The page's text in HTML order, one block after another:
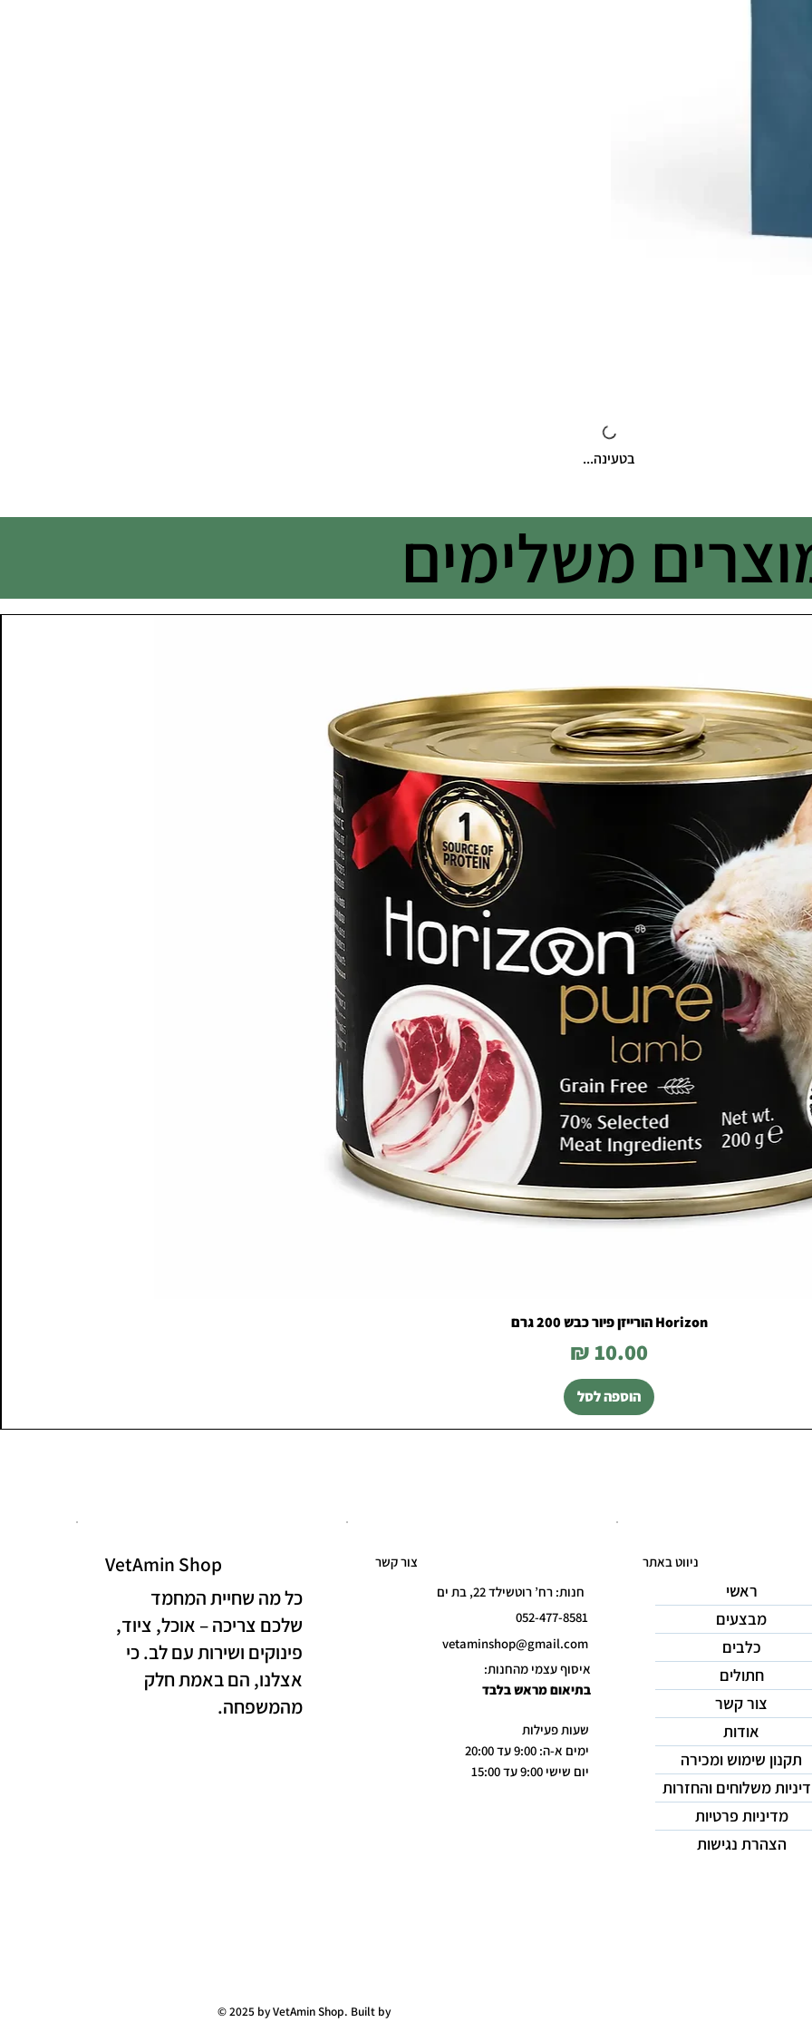
בטעינה...
משלימים
Horizon הורייזן פיור כבש 200 גרם
מחיר
הוספה לסל
VetAmin Shop
כל מה שחיית המחמד
שלכם צריכה – אוכל, ציוד,
פינוקים ושירות עם לב. כי
אצלנו, הם באמת חלק
מהמשפחה.
חנות: רח’ רוטשילד 22, בת ים
052-477-8581
vetaminshop@gmail.com
איסוף עצמי מהחנות:
בתיאום מראש בלבד
שעות פעילות
ימים א-ה: 9:00 עד 20:00
יום שישי 9:00 עד 15:00
צור קשר ניווט באתר
ראשי
מבצעים
כלבים
חתולים
צור קשר
אודות
תקנון שימוש ומכירה
משלוחים והחזרות
מדיניות פרטיות
הצהרת נגישות
© 2025 by VetAmin Shop. Built by